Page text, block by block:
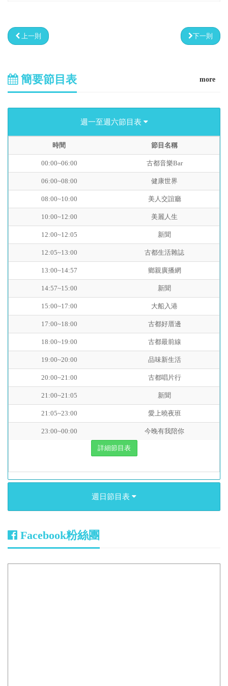
上一則 下一則
簡要節目表 more
週一至週六節目表
時間 節目名稱
00:00~06:00 古都音樂Bar
06:00~08:00 健康世界
08:00~10:00 美人交誼廳
10:00~12:00 美麗人生
12:00~12:05 新聞
12:05~13:00 古都生活雜誌
13:00~14:57 鄉親廣播網
14:57~15:00 新聞
15:00~17:00 大船入港
17:00~18:00 古都好厝邊
18:00~19:00 古都最前線
19:00~20:00 品味新生活
20:00~21:00 古都唱片行
21:00~21:05 新聞
21:05~23:00 愛上曉夜班
23:00~00:00 今晚有我陪你
詳細節目表
週日節目表
Facebook粉絲團